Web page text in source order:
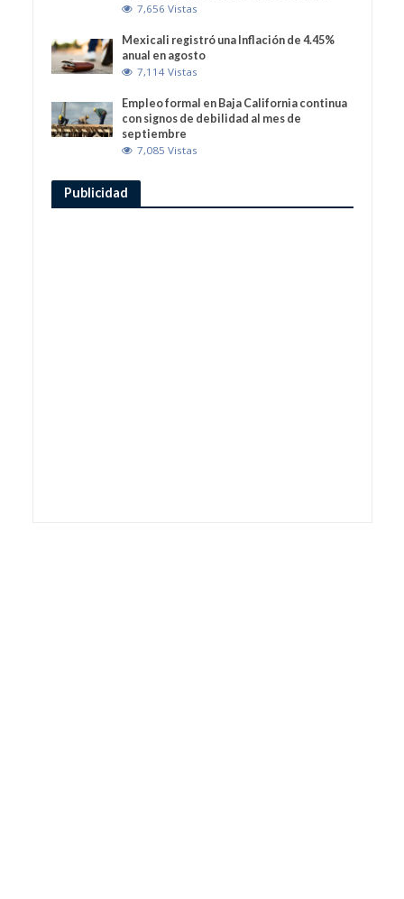
7,656 Vistas
Mexicali registró una Inflación de 4.45%
anual en agosto
7,114 Vistas
Empleo formal en Baja California continua
con signos de debilidad al mes de
septiembre
7,085 Vistas
Publicidad